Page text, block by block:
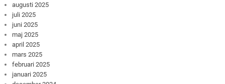
augusti 2025
juli 2025
juni 2025
maj 2025
april 2025
mars 2025
februari 2025
januari 2025